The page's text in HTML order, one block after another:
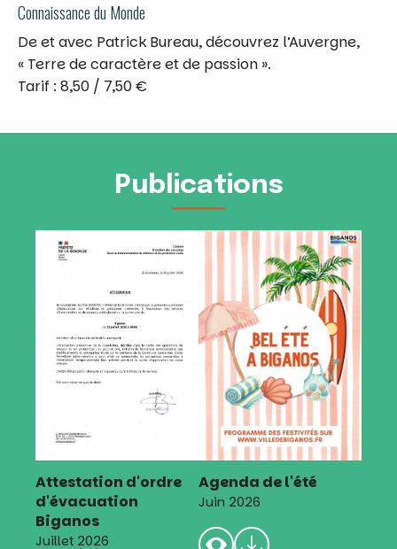
Connaissance du Monde
De et avec Patrick Bureau, découvrez l’Auvergne,
« Terre de caractère et de passion ».
Tarif : 8,50 / 7,50 €
Publications
Attestation d'ordre
d'évacuation
Biganos
Juillet 2026
Agenda de l'été
Juin 2026